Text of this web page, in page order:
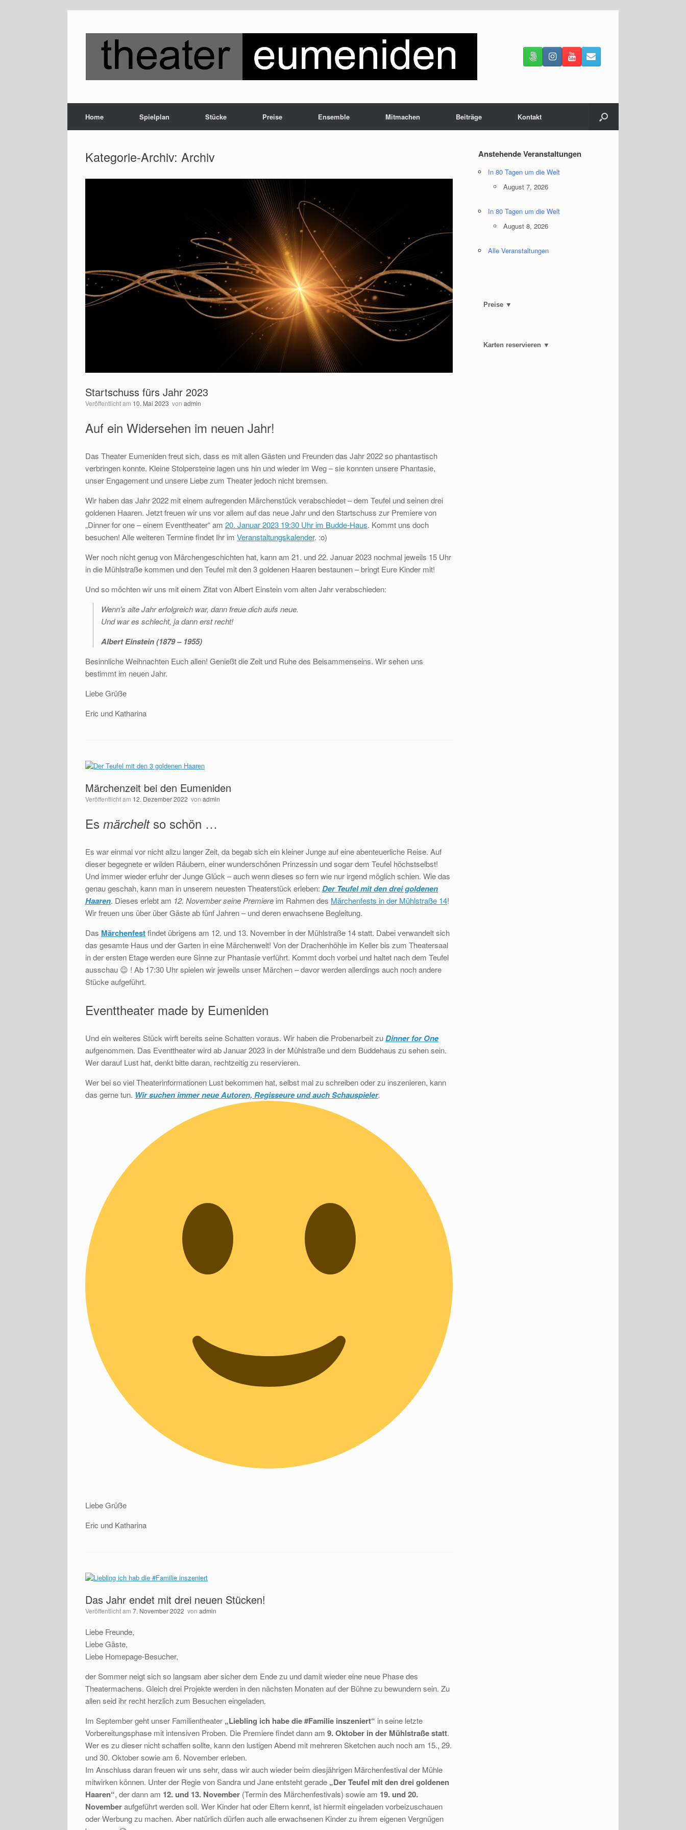
springen
Home Spielplan Stücke Preise Ensemble Mitmachen Beiträge Kontakt
Kategorie-Archiv: Archiv
Startschuss fürs Jahr 2023
Veröffentlicht am 10. Mai 2023 von admin
Auf ein Widersehen im neuen Jahr!
Das Theater Eumeniden freut sich, dass es mit allen Gästen und Freunden das Jahr 2022 so phantastisch
verbringen konnte. Kleine Stolpersteine lagen uns hin und wieder im Weg – sie konnten unsere Phantasie,
unser Engagement und unsere Liebe zum Theater jedoch nicht bremsen.
Wir haben das Jahr 2022 mit einem aufregenden Märchenstück verabschiedet – dem Teufel und seinen drei
goldenen Haaren. Jetzt freuen wir uns vor allem auf das neue Jahr und den Startschuss zur Premiere von
„Dinner for one – einem Eventtheater“ am 20. Januar 2023 19:30 Uhr im Budde-Haus. Kommt uns doch
besuchen! Alle weiteren Termine findet Ihr im Veranstaltungskalender. :o)
Wer noch nicht genug von Märchengeschichten hat, kann am 21. und 22. Januar 2023 nochmal jeweils 15 Uhr
in die Mühlstraße kommen und den Teufel mit den 3 goldenen Haaren bestaunen – bringt Eure Kinder mit!
Und so möchten wir uns mit einem Zitat von Albert Einstein vom alten Jahr verabschieden:
Wenn’s alte Jahr erfolgreich war, dann freue dich aufs neue.
Und war es schlecht, ja dann erst recht!
Albert Einstein (1879 – 1955)
Besinnliche Weihnachten Euch allen! Genießt die Zeit und Ruhe des Beisammenseins. Wir sehen uns
bestimmt im neuen Jahr.
Liebe Grüße
Eric und Katharina
Märchenzeit bei den Eumeniden
Veröffentlicht am 12. Dezember 2022 von admin
Es märcheltso schön …
Es war einmal vor nicht allzu langer Zeit, da begab sich ein kleiner Junge auf eine abenteuerliche Reise. Auf
dieser begegnete er wilden Räubern, einer wunderschönen Prinzessin und sogar dem Teufel höchstselbst!
Und immer wieder erfuhr der Junge Glück – auch wenn dieses so fern wie nur irgend möglich schien. Wie das
genau geschah, kann man in unserem neuesten Theaterstück erleben: Der Teufel mit den drei goldenen
Haaren. Dieses erlebt am 12. November seine Premiere im Rahmen des Märchenfests in der Mühlstraße 14!
Wir freuen uns über über Gäste ab fünf Jahren – und deren erwachsene Begleitung.
Das Märchenfestfindet übrigens am 12. und 13. November in der Mühlstraße 14 statt. Dabei verwandelt sich
das gesamte Haus und der Garten in eine Märchenwelt! Von der Drachenhöhle im Keller bis zum Theatersaal
in der ersten Etage werden eure Sinne zur Phantasie verführt. Kommt doch vorbei und haltet nach dem Teufel
ausschau 😉 ! Ab 17:30 Uhr spielen wir jeweils unser Märchen – davor werden allerdings auch noch andere
Stücke aufgeführt.
Eventtheater made by Eumeniden
Und ein weiteres Stück wirft bereits seine Schatten voraus. Wir haben die Probenarbeit zuDinner for One
aufgenommen. Das Eventtheater wird ab Januar 2023 in der Mühlstraße und dem Buddehaus zu sehen sein.
Wer darauf Lust hat, denkt bitte daran, rechtzeitig zu reservieren.
Wer bei so viel Theaterinformationen Lust bekommen hat, selbst mal zu schreiben oder zu inszenieren, kann
das gerne tun. Wir suchen immer neue Autoren, Regisseure und auch Schauspieler.
Liebe Grüße
Eric und Katharina
Das Jahr endet mit drei neuen Stücken!
Veröffentlicht am 7. November 2022 von admin
Liebe Freunde,
Liebe Gäste,
Liebe Homepage-Besucher,
der Sommer neigt sich so langsam aber sicher dem Ende zu und damit wieder eine neue Phase des
Theatermachens. Gleich drei Projekte werden in den nächsten Monaten auf der Bühne zu bewundern sein. Zu
allen seid ihr recht herzlich zum Besuchen eingeladen.
Im September geht unser Familientheater „Liebling ich habe die #Familie inszeniert“ in seine letzte
Vorbereitungsphase mit intensiven Proben. Die Premiere findet dann am 9. Oktober in der Mühlstraße statt.
Wer es zu dieser nicht schaffen sollte, kann den lustigen Abend mit mehreren Sketchen auch noch am 15., 29.
und 30. Oktober sowie am 6. November erleben.
Im Anschluss daran freuen wir uns sehr, dass wir auch wieder beim diesjährigen Märchenfestival der Mühle
mitwirken können. Unter der Regie von Sandra und Jane entsteht gerade „Der Teufel mit den drei goldenen
Haaren“, der dann am 12. und 13. November (Termin des Märchenfestivals) sowie am 19. und 20.
Novemberaufgeführt werden soll. Wer Kinder hat oder Eltern kennt, ist hiermit eingeladen vorbeizuschauen
oder Werbung zu machen. Aber natürlich dürfen auch alle erwachsenen Kinder zu ihrem eigenen Vergnügen
Anstehende Veranstaltungen
In 80 Tagen um die Welt
August 7, 2026
In 80 Tagen um die Welt
August 8, 2026
Alle Veranstaltungen
Preise ▼
Karten reservieren ▼